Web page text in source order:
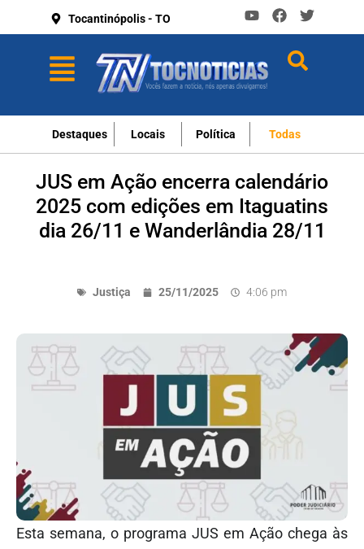
Tocantinópolis - TO
Destaques Locais Política Todas
JUS em Ação encerra calendário
2025 com edições em Itaguatins
dia 26/11 e Wanderlândia 28/11
Justiça 25/11/2025 4:06 pm
Esta semana, o programa JUS em Ação chega às